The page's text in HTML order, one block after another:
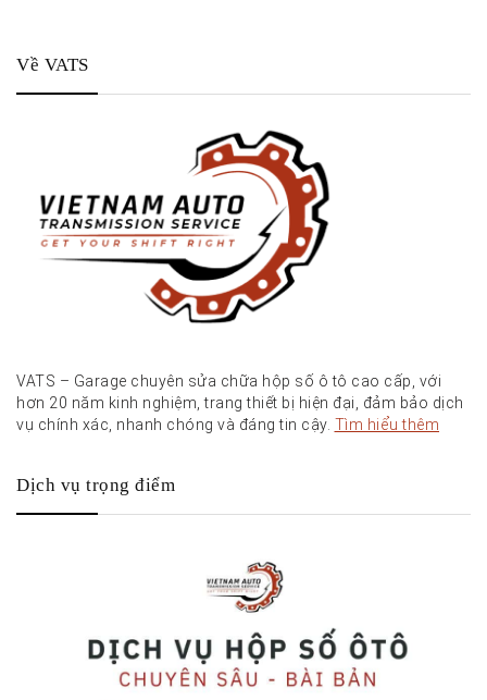
Về VATS
VATS – Garage chuyên sửa chữa hộp số ô tô cao cấp, với
hơn 20 năm kinh nghiệm, trang thiết bị hiện đại, đảm bảo dịch
vụ chính xác, nhanh chóng và đáng tin cậy. Tìm hiểu thêm
Dịch vụ trọng điểm